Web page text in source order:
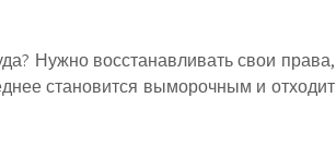
Нужно восстанавливать свои права,
становится выморочным и отходит